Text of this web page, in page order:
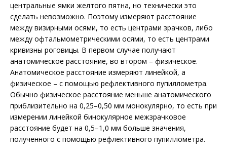
центральные ямки желтого пятна, но технически это
сделать невозможно. Поэтому измеряют расстояние
между визирными осями, то есть центрами зрачков, либо
между офтальмометрическими осями, то есть центрами
кривизны роговицы. В первом случае получают
анатомическое расстояние, во втором – физическое.
Анатомическое расстояние измеряют линейкой, а
физическое – с помощью рефлективного пупиллометра.
Обычно физическое расстояние меньше анатомического
приблизительно на 0,25–0,50 мм монокулярно, то есть при
измерении линейкой бинокулярное межзрачковое
расстояние будет на 0,5–1,0 мм больше значения,
полученного с помощью рефлективного пупиллометра.